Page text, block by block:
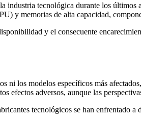
industria tecnológica durante los
y memorias de alta capacidad,
y el consecuente
ni los modelos específicos más
efectos adversos, aunque las
tecnológicos se han enfrentado